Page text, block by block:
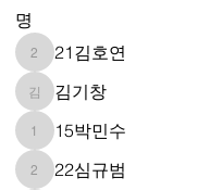
명
21김호연
21김호연
김기창김기창
15박민수
15박민수
22심규범
22심규범